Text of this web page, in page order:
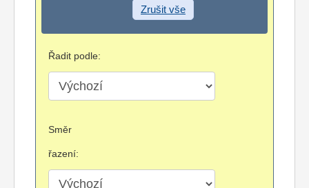
Zrušit vše
Řadit podle:
Směr
řazení: